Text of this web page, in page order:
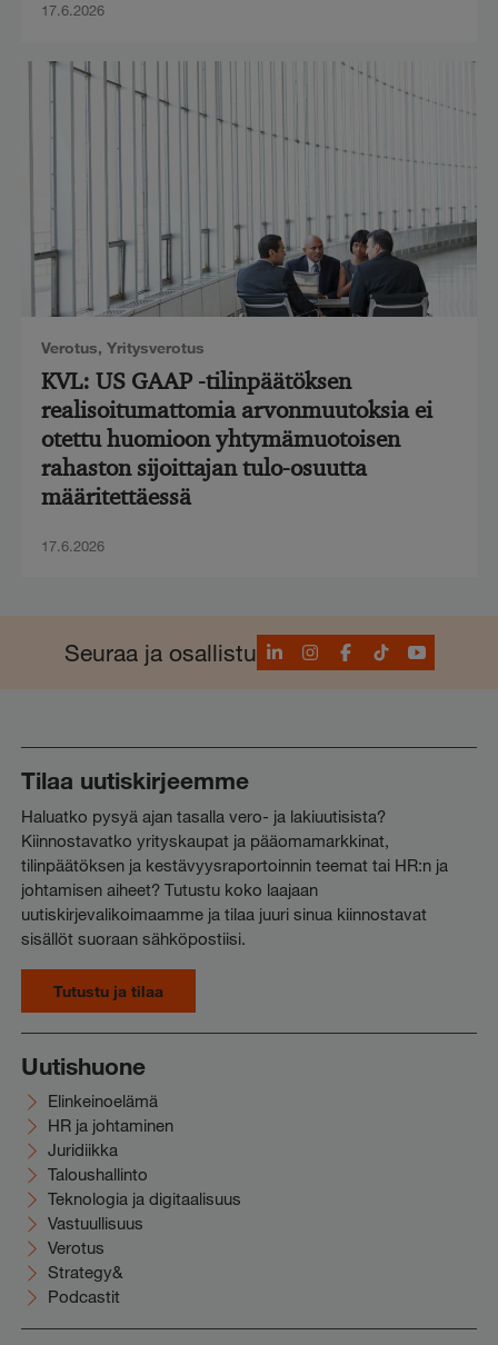
17.6.2026
Verotus, Yritysverotus
KVL: US GAAP -tilinpäätöksen
realisoitumattomia arvonmuutoksia ei
otettu huomioon yhtymämuotoisen
rahaston sijoittajan tulo-osuutta
määritettäessä
17.6.2026
Seuraa ja osallistuLinkedInInstagram
Facebook
TikTokYouTube
Tilaa uutiskirjeemme
Haluatko pysyä ajan tasalla vero- ja lakiuutisista?
Kiinnostavatko yrityskaupat ja pääomamarkkinat,
tilinpäätöksen ja kestävyysraportoinnin teemat tai HR:n ja
johtamisen aiheet? Tutustu koko laajaan
uutiskirjevalikoimaamme ja tilaa juuri sinua kiinnostavat
sisällöt suoraan sähköpostiisi.
Tutustu ja tilaa
Uutishuone
Elinkeinoelämä
HR ja johtaminen
Juridiikka
Taloushallinto
Teknologia ja digitaalisuus
Vastuullisuus
Verotus
Strategy&
Podcastit